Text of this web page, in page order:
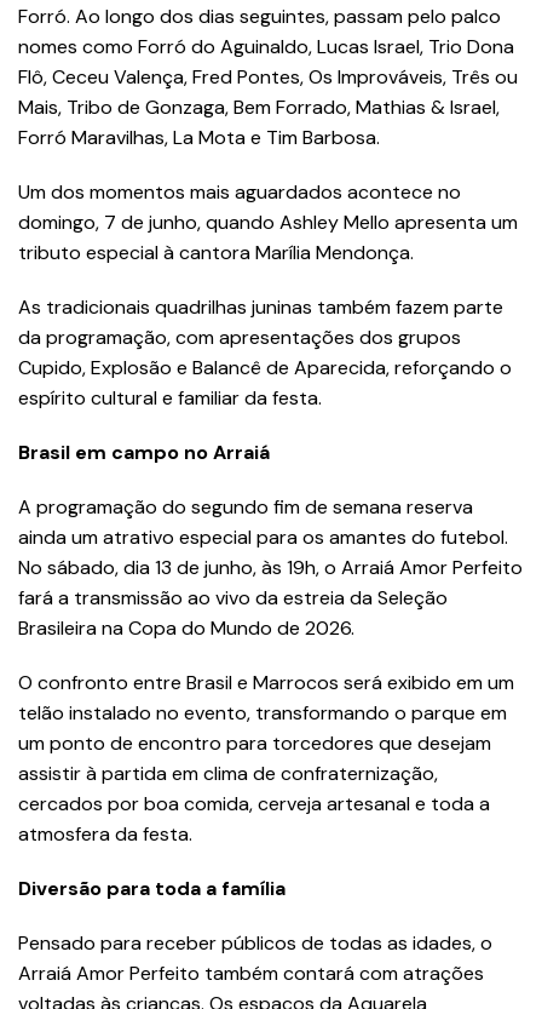
Forró. Ao longo dos dias seguintes, passam pelo palco
nomes como Forró do Aguinaldo, Lucas Israel, Trio Dona
Flô, Ceceu Valença, Fred Pontes, Os Improváveis, Três ou
Mais, Tribo de Gonzaga, Bem Forrado, Mathias & Israel,
Forró Maravilhas, La Mota e Tim Barbosa.
Um dos momentos mais aguardados acontece no
domingo, 7 de junho, quando Ashley Mello apresenta um
tributo especial à cantora Marília Mendonça.
As tradicionais quadrilhas juninas também fazem parte
da programação, com apresentações dos grupos
Cupido, Explosão e Balancê de Aparecida, reforçando o
espírito cultural e familiar da festa.
Brasil em campo no Arraiá
A programação do segundo fim de semana reserva
ainda um atrativo especial para os amantes do futebol.
No sábado, dia 13 de junho, às 19h, o Arraiá Amor Perfeito
fará a transmissão ao vivo da estreia da Seleção
Brasileira na Copa do Mundo de 2026.
O confronto entre Brasil e Marrocos será exibido em um
telão instalado no evento, transformando o parque em
um ponto de encontro para torcedores que desejam
assistir à partida em clima de confraternização,
cercados por boa comida, cerveja artesanal e toda a
atmosfera da festa.
Diversão para toda a família
Pensado para receber públicos de todas as idades, o
Arraiá Amor Perfeito também contará com atrações
voltadas às crianças. Os espaços da Aquarela